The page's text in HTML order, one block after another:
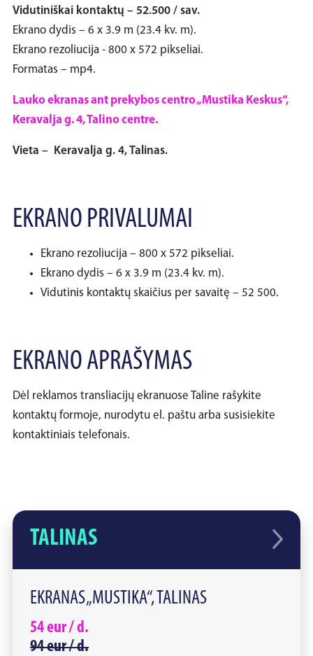
TALINAS
EKRANAS „MUSTIKA“, TALINAS
54eur /d.
94eur /d.
Vidutiniškai kontaktų – 52.500 / sav.
Ekrano dydis – 6 x 3.9 m (23.4 kv. m).
Ekrano rezoliucija - 800 x 572 pikseliai.
Formatas – mp4.
Lauko ekranas ant prekybos centro „Mustika Keskus“,
Keravalja g. 4, Talino centre.
Vieta – Keravalja g. 4, Talinas.
EKRANO PRIVALUMAI
Ekrano rezoliucija – 800 x 572 pikseliai.
Ekrano dydis – 6 x 3.9 m (23.4 kv. m).
Vidutinis kontaktų skaičius per savaitę – 52 500.
EKRANO APRAŠYMAS
Dėl reklamos transliacijų ekranuose Taline rašykite
kontaktų formoje, nurodytu el. paštu arba susisiekite
kontaktiniais telefonais.